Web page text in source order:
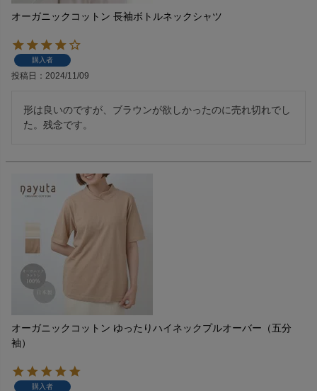
オーガニックコットン 長袖ボトルネックシャツ
購入者
投稿日 2024/11/09
形は良いのですが、ブラウンが欲しかったのに売れ切れでし
た。残念です。
オーガニックコットン ゆったりハイネックプルオーバー（五分
袖）
購入者